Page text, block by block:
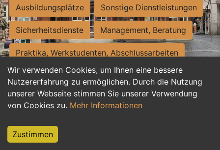
Wir verwenden Cookies, um Ihnen eine bessere
Nutzererfahrung zu ermöglichen. Durch die Nutzung
unserer Webseite stimmen Sie unserer Verwendung
von Cookies zu. Mehr Informationen
Zustimmen
Ausbildungsplätze Sonstige Dienstleistungen
Sicherheitsdienste Management, Beratung
Praktika, Werkstudenten, Abschlussarbeiten
Personalwesen Assistenz, Sekretariat
Hilfskräfte, Aushilfs- und Nebenjobs
Weiterbildung, Studium, duale Ausbildung